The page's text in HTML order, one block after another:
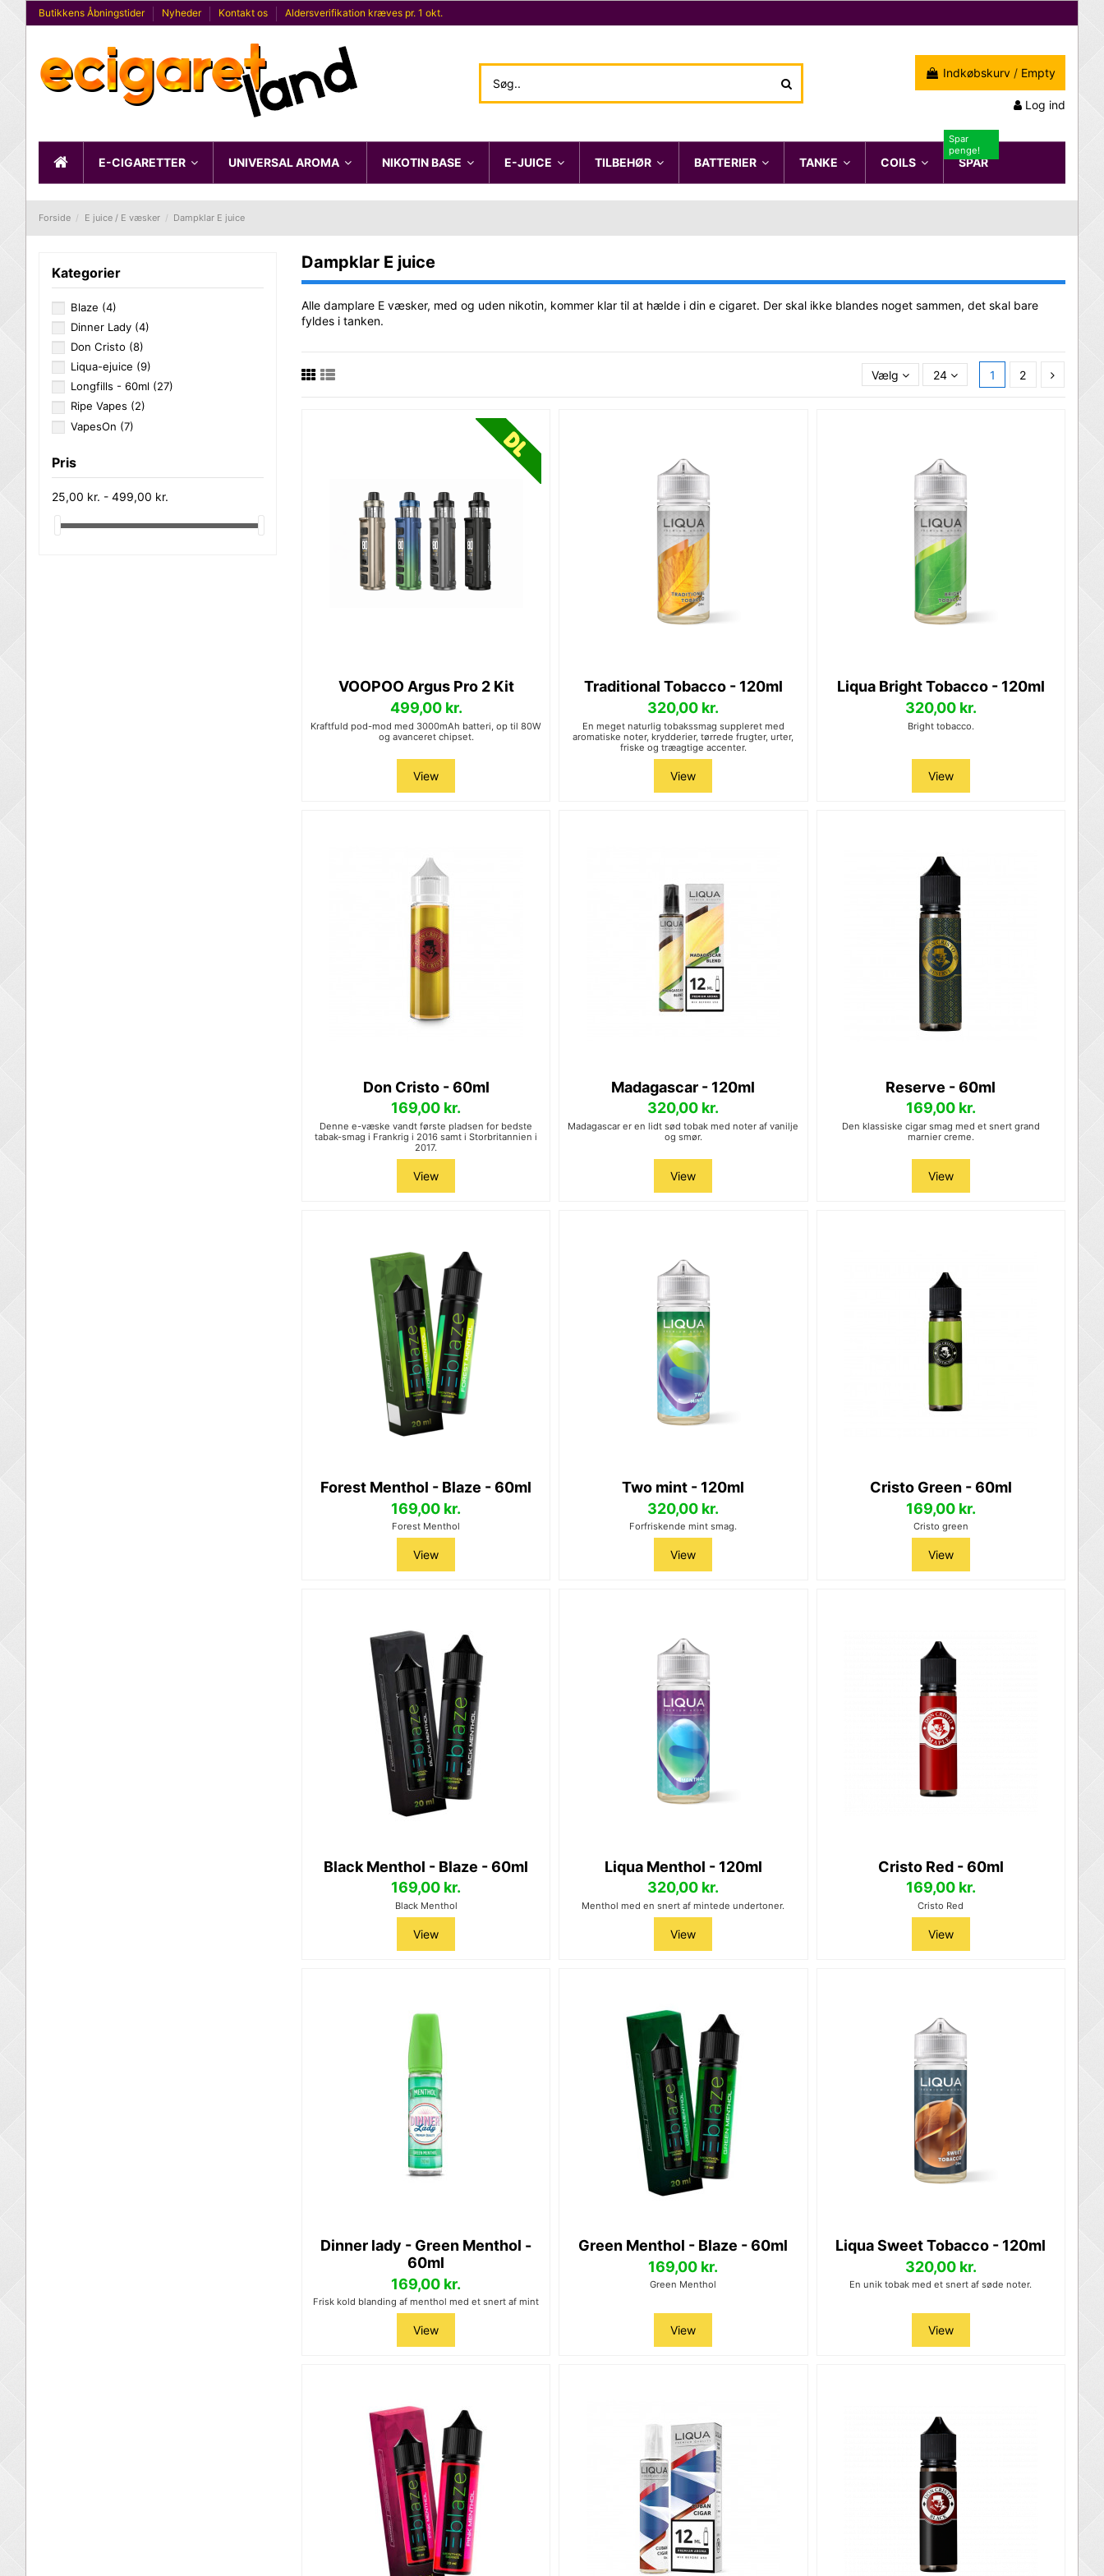
Butikkens Åbningstider Nyheder Kontakt os Aldersverifikation kræves pr. 1 okt.
Indkøbskurv / Empty
Log ind
E-CIGARETTER UNIVERSAL AROMA NIKOTIN BASE E-JUICE TILBEHØR BATTERIER TANKE COILS SPAR
Spar
penge!
Forside E juice / E væsker Dampklar E juice
Dampklar E juice
Alle damplare E væsker, med og uden nikotin, kommer klar til at hælde i din e cigaret. Der skal ikke blandes noget sammen, det skal bare
fyldes i tanken.
Vælg 24 1 2
VOOPOO Argus Pro 2 Kit
499,00 kr.
Kraftfuld pod-mod med 3000mAh batteri, op til 80W
og avanceret chipset.
View
Traditional Tobacco - 120ml
320,00 kr.
En meget naturlig tobakssmag suppleret med
aromatiske noter, krydderier, tørrede frugter, urter,
friske og træagtige accenter.
View
Liqua Bright Tobacco - 120ml
320,00 kr.
Bright tobacco.
View
Don Cristo - 60ml
169,00 kr.
Denne e-væske vandt første pladsen for bedste
tabak-smag i Frankrig i 2016 samt i Storbritannien i
2017.
View
Madagascar - 120ml
320,00 kr.
Madagascar er en lidt sød tobak med noter af vanilje
og smør.
View
Reserve - 60ml
169,00 kr.
Den klassiske cigar smag med et snert grand
marnier creme.
View
Forest Menthol - Blaze - 60ml
169,00 kr.
Forest Menthol
View
Two mint - 120ml
320,00 kr.
Forfriskende mint smag.
View
Cristo Green - 60ml
169,00 kr.
Cristo green
View
Black Menthol - Blaze - 60ml
169,00 kr.
Black Menthol
View
Liqua Menthol - 120ml
320,00 kr.
Menthol med en snert af mintede undertoner.
View
Cristo Red - 60ml
169,00 kr.
Cristo Red
View
Dinner lady - Green Menthol -
60ml
169,00 kr.
Frisk kold blanding af menthol med et snert af mint
View
Green Menthol - Blaze - 60ml
169,00 kr.
Green Menthol
View
Liqua Sweet Tobacco - 120ml
320,00 kr.
En unik tobak med et snert af søde noter.
View
Kategorier
Blaze (4)
Dinner Lady (4)
Don Cristo (8)
Liqua-ejuice (9)
Longfills - 60ml (27)
Ripe Vapes (2)
VapesOn (7)
Pris
25,00 kr. - 499,00 kr.